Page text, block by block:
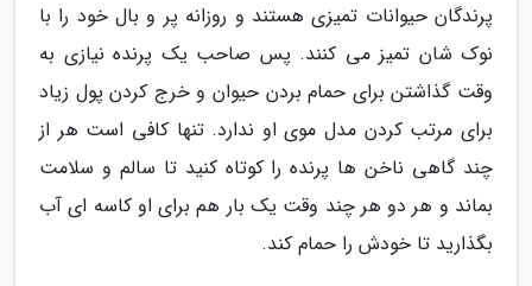
پرندگان حیوانات تمیزی هستند و روزانه پر و بال خود را با
نوک شان تمیز می کنند. پس صاحب یک پرنده نیازی به
وقت گذاشتن برای حمام بردن حیوان و خرج کردن پول زیاد
برای مرتب کردن مدل موی او ندارد. تنها کافی است هر از
چند گاهی ناخن ها پرنده را کوتاه کنید تا سالم و سلامت
بماند و هر دو هر چند وقت یک بار هم برای او کاسه ای آب
بگذارید تا خودش را حمام کند.